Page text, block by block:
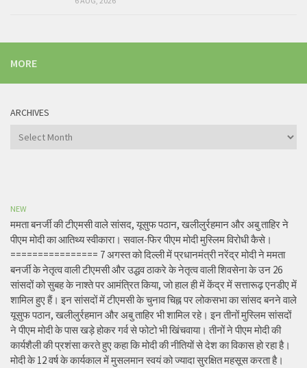
MORE
ARCHIVES
Archives
NEW
ममता बनर्जी की टीएमसी वाले सांसद, यूसुफ पठान, खलीलुर्रहमान और अबु ताहिर ने
पीएम मोदी का आतिथ्य स्वीकारा। सवाल-फिर पीएम मोदी मुस्लिम विरोधी कैसे।
================ 7 अगस्त को दिल्ली में प्रधानमंत्री नरेंद्र मोदी ने ममता
बनर्जी के नेतृत्व वाली टीएमसी और उद्धव ठाकरे के नेतृत्व वाली शिवसेना के उन 26
सांसदों को सुबह के नाश्ते पर आमंत्रित किया, जो हाल ही में केंद्र में सत्तारूढ़ एनडीए में
शामिल हुए हैं। इन सांसदों में टीएमसी के चुनाव चिह्न पर लोकसभा का सांसद बनने वाले
यूसुफ पठान, खलीलुर्रहमान और अबु ताहिर भी शामिल रहे। इन तीनों मुस्लिम सांसदों
ने पीएम मोदी के पास खड़े होकर गर्व से फोटो भी खिंचवाया। तीनों ने पीएम मोदी की
कार्यशैली की प्रशंसा करते हुए कहा कि मोदी की नीतियों से देश का विकास हो रहा है।
मोदी के 12 वर्ष के कार्यकाल में मुसलमान स्वयं को ज्यादा सुरक्षित महसूस करता है।